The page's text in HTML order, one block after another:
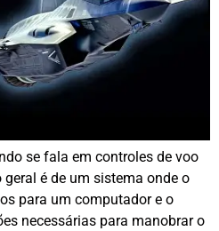
se fala em controles de voo
geral é de um sistema onde o
para um computador e o
necessárias para manobrar o